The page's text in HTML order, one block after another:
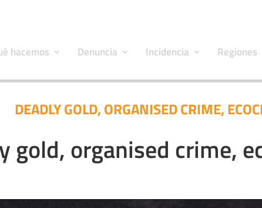
hacemos Denuncia Incidencia Regiones
DEADLY GOLD, ORGANISED CRIME,
gold, organised crime,